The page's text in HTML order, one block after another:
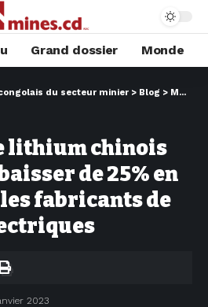
Grand dossier Monde
du secteur minier > Blog > MONDE
lithium chinois
de 25% en
fabricants de
2023